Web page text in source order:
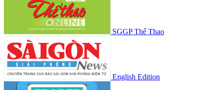
SGGP Thể Thao
English Edition